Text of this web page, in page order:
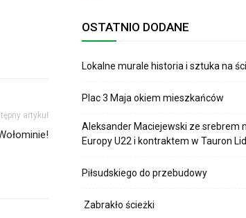
artykuł
OSTATNIO DODANE
Lokalne murale historia i sztuka na
Plac 3 Maja okiem mieszkańców
Aleksander Maciejewski ze srebrem
Europy U22 i kontraktem w Tauron
Piłsudskiego do przebudowy
Zabrakło ścieżki